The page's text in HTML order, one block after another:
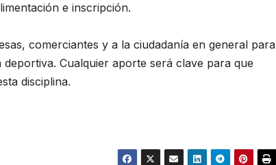
e inscripción.
comerciantes y a la ciudadanía en general para
Cualquier aporte será clave para que
disciplina.